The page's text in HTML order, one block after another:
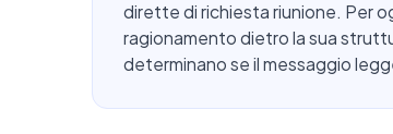
dirette di richiesta riunione. Per
ragionamento dietro la sua
determinano se il messaggio